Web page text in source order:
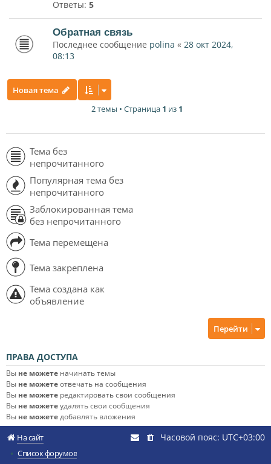
Ответы: 5
Обратная связь
Последнее сообщение polina « 28 окт 2024,
08:13
Новая тема
2 темы • Страница 1 из 1
Тема без
непрочитанного
Популярная тема без
непрочитанного
Заблокированная тема
без непрочитанного
Тема перемещена
Тема закреплена
Тема создана как
объявление
Перейти
ПРАВА ДОСТУПА
Вы не можете начинать темы
Вы не можетеотвечать на сообщения
Вы не можете редактировать свои сообщения
Вы не можетеудалять свои сообщения
Вы не можетедобавлять вложения
На сайт
Список форумов
Часовой пояс: UTC+03:00